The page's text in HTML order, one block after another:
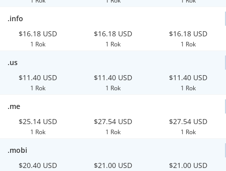
.info
$16.18 USD
1 Rok
$16.18 USD
1 Rok
$16.18 USD
1 Rok
.us
$11.40 USD
1 Rok
$11.40 USD
1 Rok
$11.40 USD
1 Rok
.me
$25.14 USD
1 Rok
$27.54 USD
1 Rok
$27.54 USD
1 Rok
.mobi
$20.40 USD
$21.00 USD $21.00 USD